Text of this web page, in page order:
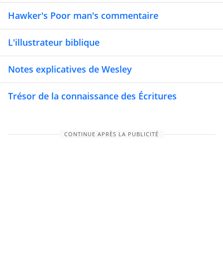
Hawker's Poor man's commentaire
L'illustrateur biblique
Notes explicatives de Wesley
Trésor de la connaissance des Écritures
CONTINUE APRÈS LA PUBLICITÉ